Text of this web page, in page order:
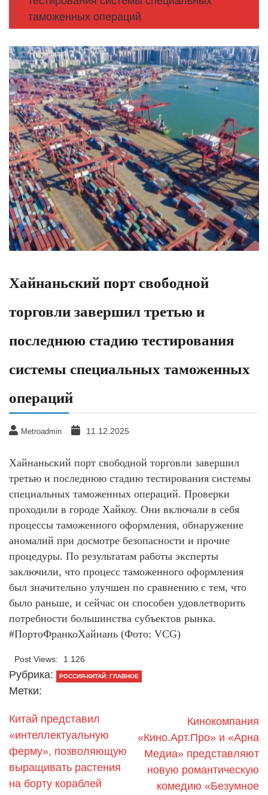
таможенных операций
Хайнаньский порт свободной
торговли завершил третью и
последнюю стадию тестирования
системы специальных таможенных
операций
Metroadmin 11.12.2025
Хайнаньский порт свободной торговли завершил
третью и последнюю стадию тестирования системы
специальных таможенных операций. Проверки
проходили в городе Хайкоу. Они включали в себя
процессы таможенного оформления, обнаружение
аномалий при досмотре безопасности и прочие
процедуры. По результатам работы эксперты
заключили, что процесс таможенного оформления
был значительно улучшен по сравнению с тем, что
было раньше, и сейчас он способен удовлетворить
потребности большинства субъектов рынка.
#ПортоФранкоХайнань (Фото: VCG)
Post Views: 1 126
Рубрика: РОССИЯ-КИТАЙ: ГЛАВНОЕ
Метки:
Китай представил
«интеллектуальную
ферму», позволяющую
выращивать растения
на борту кораблей
Кинокомпания
«Кино.Арт.Про» и «Арна
Медиа» представляют
новую романтическую
комедию «Безумное